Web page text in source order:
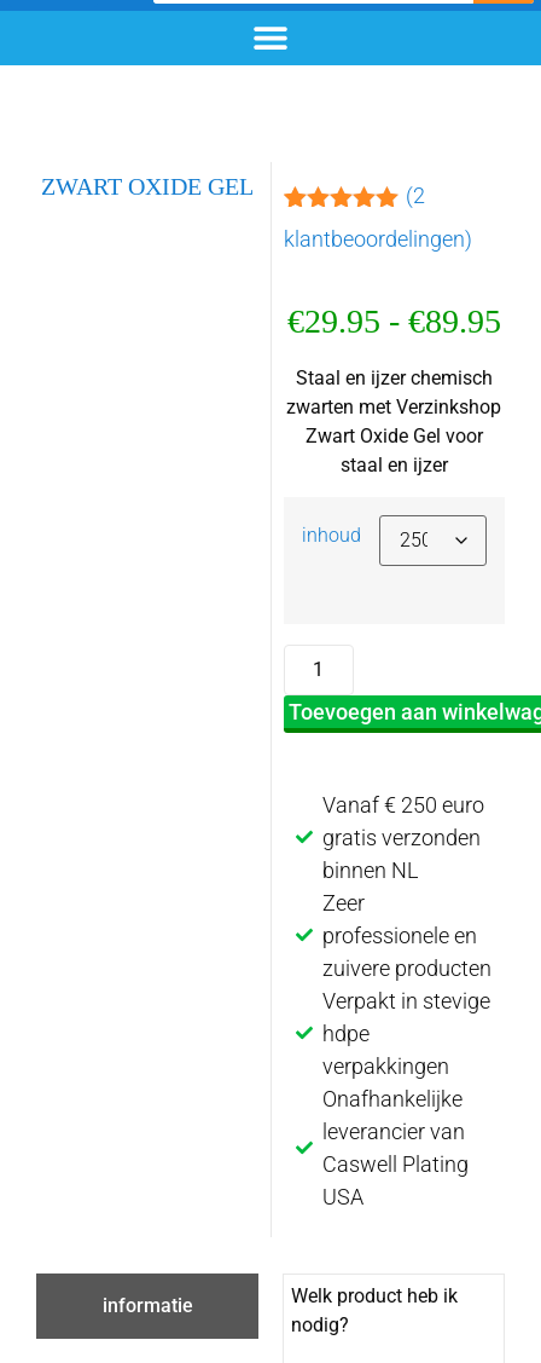
ZWART OXIDE GEL
Gewaardeerd
5.00op 5
2
klantbeoordelingen
(2
klantbeoordelingen)
€29.95 - €89.95
Staal en ijzer chemisch
zwarten met Verzinkshop
Zwart Oxide Gel voor
staal en ijzer
inhoud
Toevoegen aan
Vanaf € 250 euro
gratis verzonden
binnen NL
Zeer
professionele en
zuivere producten
Verpakt in stevige
hdpe
verpakkingen
Onafhankelijke
leverancier van
Caswell Plating
USA
informatie
Welk product heb ik
nodig?